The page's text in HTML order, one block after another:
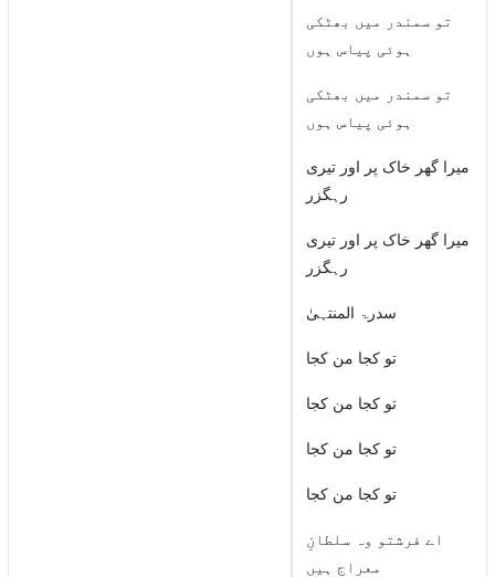
تو سمندر میں بھٹکی
ہوئی پیاس ہوں
تو سمندر میں بھٹکی
ہوئی پیاس ہوں
میرا گھر خاک پر اور تیری
رہگزر
میرا گھر خاک پر اور تیری
رہگزر
سدرۃ المنتہیٰ
تو کجا من کجا
تو کجا من کجا
تو کجا من کجا
تو کجا من کجا
اے فرشتو وہ سلطانِ
معراج ہیں